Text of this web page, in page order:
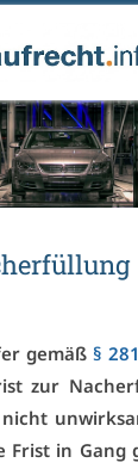
ge­mäß§
zur
nicht
Frist in Gang